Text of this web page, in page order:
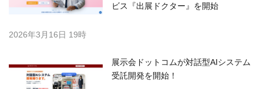
ビス『出展ドクター』を開始
2026年3月16日 19時
展示会ドットコムが対話型AIシステム
受託開発を開始！